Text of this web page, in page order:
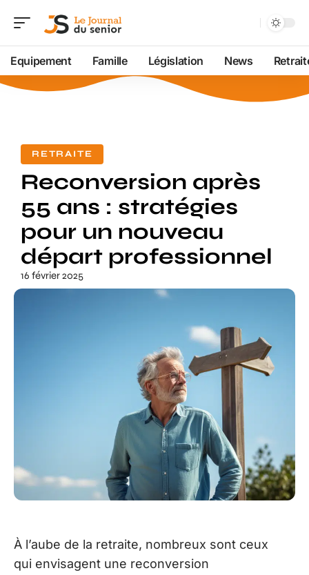
Equipement Famille Législation News
RETRAITE
Reconversion après
55 ans : stratégies
pour un nouveau
départ professionnel
16 février 2025
À l’aube de la retraite, nombreux sont ceux
qui envisagent une reconversion